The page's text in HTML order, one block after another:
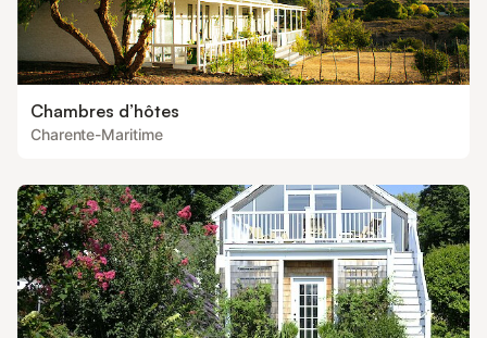
Chambres d’hôtes
Charente-Maritime